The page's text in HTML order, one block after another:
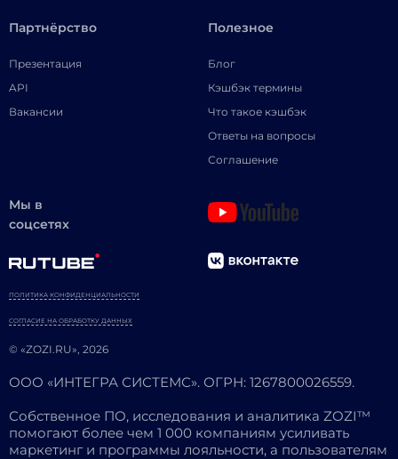
Партнёрство
Презентация
API
Вакансии
Полезное
Блог
Кэшбэк термины
Что такое кэшбэк
Ответы на вопросы
Соглашение
Мы в
соцсетях
© «ZOZI.RU», 2026
ПОЛИТИКА КОНФИДЕНЦИАЛЬНОСТИ
СОГЛАСИЕ НА ОБРАБОТКУ ДАННЫХ
ООО «ИНТЕГРА СИСТЕМС». ОГРН: 1267800026559.
Собственное ПО, исследования и аналитика ZOZI™
помогают более чем 1 000 компаниям усиливать
маркетинг и программы лояльности, а пользователям